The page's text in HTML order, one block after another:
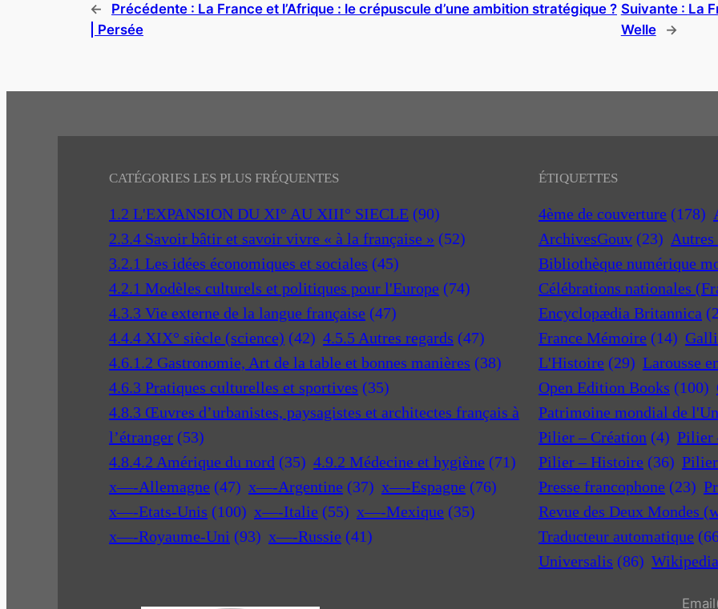
← Précédente : La France et l’Afrique : le crépuscule d’une ambition stratégique ?
| Persée
Suivante : La
Welle
→
CATÉGORIES LES PLUS FRÉQUENTES
1.2 L'EXPANSION DU XI° AU XIII° SIECLE (90)
2.3.4 Savoir bâtir et savoir vivre « à la française » (52)
3.2.1 Les idées économiques et sociales (45)
4.2.1 Modèles culturels et politiques pour l'Europe (74)
4.3.3 Vie externe de la langue française (47)
4.4.4 XIX° siècle (science) (42) 4.5.5 Autres regards (47)
4.6.1.2 Gastronomie, Art de la table et bonnes manières (38)
4.6.3 Pratiques culturelles et sportives (35)
4.8.3 Œuvres d’urbanistes, paysagistes et architectes français à
l’étranger (53)
4.8.4.2 Amérique du nord (35) 4.9.2 Médecine et hygiène (71)
x—-Allemagne (47) x—-Argentine (37) x—-Espagne (76)
x—-Etats-Unis (100) x—-Italie (55) x—-Mexique (35)
x—-Royaume-Uni (93) x—-Russie (41)
ÉTIQUETTES
4ème de couverture (178)
ArchivesGouv (23)
Bibliothèque numérique
Célébrations nationales
Encyclopædia Britannica
France Mémoire (14)
L'Histoire (29) Larousse
Open Edition Books (100)
Patrimoine mondial de
Pilier – Création (4) Pilier
Pilier – Histoire (36)
Presse francophone (23)
Revue des Deux Mondes
Traducteur automatique
Universalis (86) Wikipedia
Email